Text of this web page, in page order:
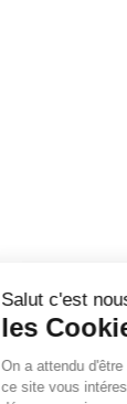
Salut c'est
les
On a attendu
ce site vous